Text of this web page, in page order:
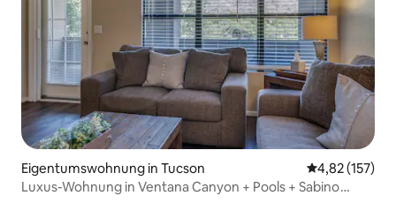
Eigentumswohnung in Tucson
4,82 (157)
Luxus-Wohnung in Ventana Canyon + Pools + Sabino